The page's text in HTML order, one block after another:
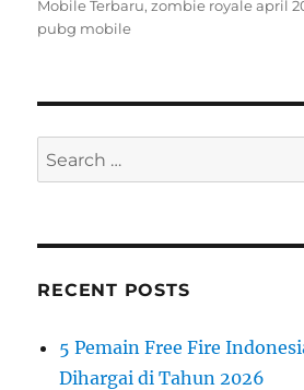
Mobile Terbaru,zombie royale april
pubg mobile
Search
for:
RECENT POSTS
5 Pemain Free Fire
Dihargai di Tahun 2026